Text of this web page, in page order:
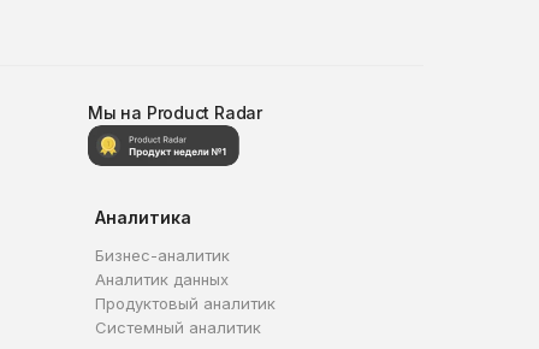
Мы на Product Radar
Аналитика
Бизнес-аналитик
Аналитик данных
Продуктовый аналитик
Системный аналитик